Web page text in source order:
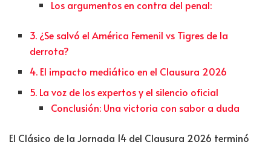
Los argumentos en contra del penal:
3. ¿Se salvó el América Femenil vs Tigres de la
derrota?
4. El impacto mediático en el Clausura 2026
5. La voz de los expertos y el silencio oficial
Conclusión: Una victoria con sabor a duda
El Clásico de la Jornada 14 del Clausura 2026 terminó